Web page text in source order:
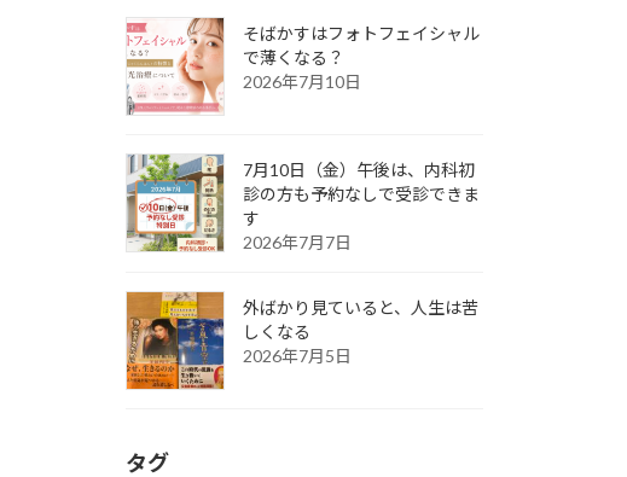
そばかすはフォトフェイシャル
で薄くなる？
2026年7月10日
7月10日（金）午後は、内科初
診の方も予約なしで受診できま
す
2026年7月7日
外ばかり見ていると、人生は苦
しくなる
2026年7月5日
タグ